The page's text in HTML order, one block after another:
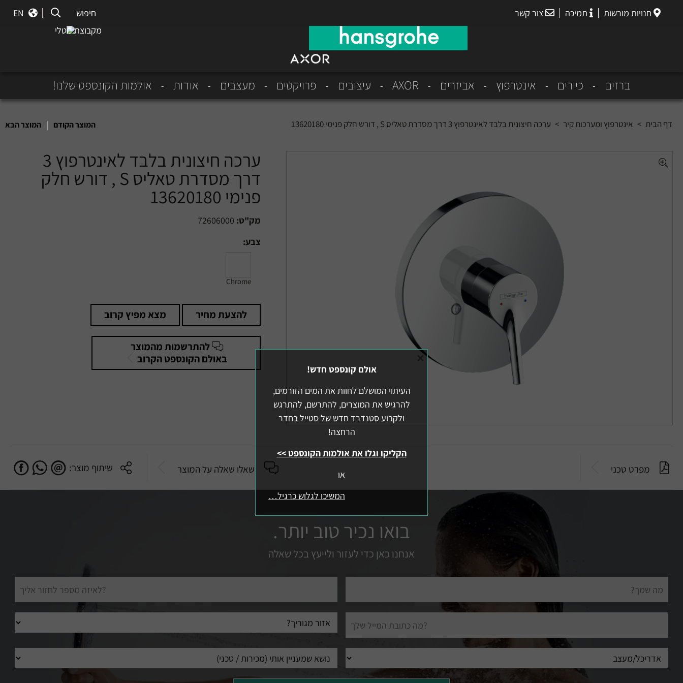
חנויות מורשות תמיכה צור קשר חיפוש
EN
מקבוצת נוטלי
ברזים כיורים אינטרפוץ אביזרים AXOR עיצובים פרויקטים מעצבים אודות אולמות הקונספט שלנו!
דף הבית > אינטרפוץ ומערכות קיר > ערכה חיצונית בלבד לאינטרפוץ 3 דרך מסדרת טאליס S , דורש חלק פנימי 13620180 המוצר הקודם | המוצר הבא
ערכה חיצונית בלבד לאינטרפוץ 3
דרך מסדרת טאליס S , דורש חלק
פנימי 13620180
מק"ט: 72606000
צבע:
Chrome
להצעת מחיר מצא מפיץ קרוב
להתרשמות מהמוצר
באולם הקונספט הקרוב
מפרט טכני שאלו שאלה על המוצר שיתוף מוצר:
בואו נכיר טוב יותר.
אנחנו כאן כדי לעזור ולייעץ בכל שאלה
מלא
עיר
מגורים
אולם קונספט חדש!
העיתוי המושלם לחוות את המים הזורמים,
להרגיש את המוצרים, להתרשם, להתרגש
ולקבוע סטנדרד חדש של סטייל בחדר
הרחצה!
הקליקו וגלו את אולמות הקונספט >>
או
המשיכו לגלוש כרגיל…
×